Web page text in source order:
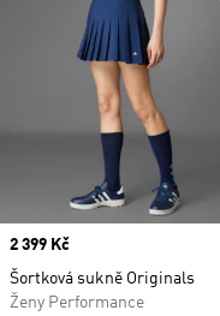
Price
2 399 Kč
Šortková sukně Originals
Ženy Performance